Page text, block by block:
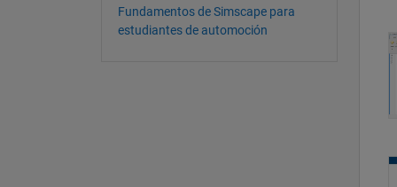
Fundamentos de Simscape para
estudiantes de automoción